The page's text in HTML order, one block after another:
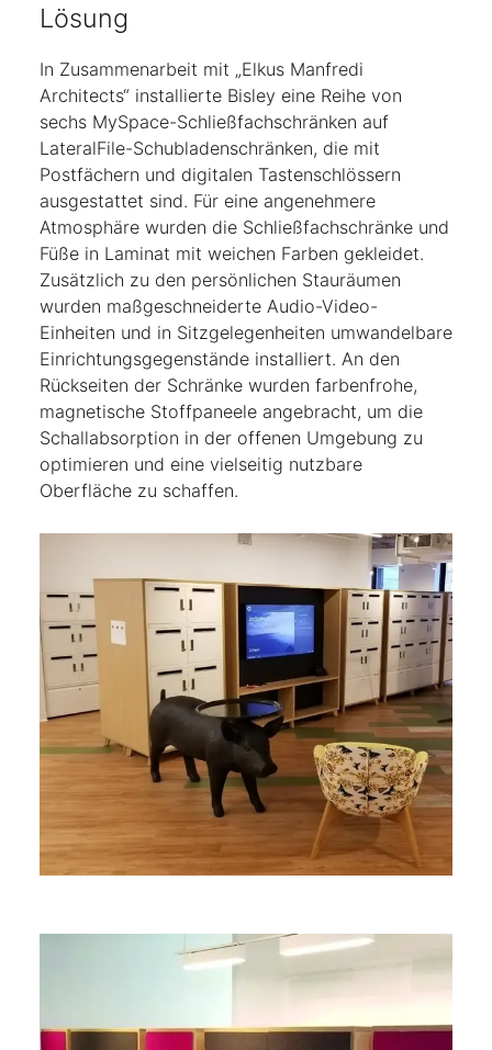
Lösung
In Zusammenarbeit mit „Elkus Manfredi
Architects“ installierte Bisley eine Reihe von
sechs MySpace-Schließfachschränken auf
LateralFile-Schubladenschränken, die mit
Postfächern und digitalen Tastenschlössern
ausgestattet sind. Für eine angenehmere
Atmosphäre wurden die Schließfachschränke und
Füße in Laminat mit weichen Farben gekleidet.
Zusätzlich zu den persönlichen Stauräumen
wurden maßgeschneiderte Audio-Video-
Einheiten und in Sitzgelegenheiten umwandelbare
Einrichtungsgegenstände installiert. An den
Rückseiten der Schränke wurden farbenfrohe,
magnetische Stoffpaneele angebracht, um die
Schallabsorption in der offenen Umgebung zu
optimieren und eine vielseitig nutzbare
Oberfläche zu schaffen.